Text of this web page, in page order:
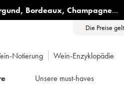
, Bordeaux, Champagne...
Die Preise
Notierung Wein-Enzyklopädie
Unsere must-haves